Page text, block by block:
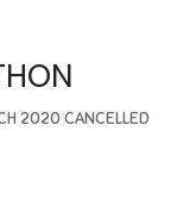
2020 CANCELLED